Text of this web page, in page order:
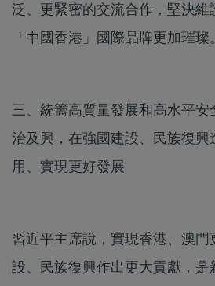
泛、更緊密的交流合作，堅決維
「中國香港」國際品牌更加璀璨。
三、統籌高質量發展和高水平安
治及興，在強國建設、民族復興
用、實現更好發展
習近平主席說，實現香港、澳門
設、民族復興作出更大貢獻，是